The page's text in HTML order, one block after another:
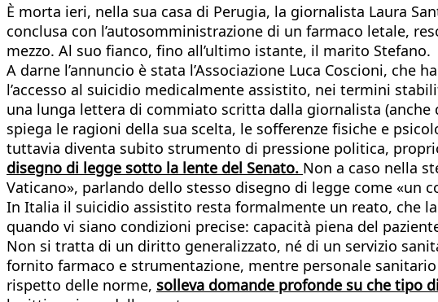
È morta ieri, nella sua casa di Perugia, la giornalista Laura
conclusa con l’autosomministrazione di un farmaco letale,
mezzo. Al suo fianco, fino all’ultimo istante, il marito Stefano.
A darne l’annuncio è stata l’Associazione Luca Coscioni,
l’accesso al suicidio medicalmente assistito, nei termini
una lunga lettera di commiato scritta dalla giornalista
spiega le ragioni della sua scelta, le sofferenze fisiche e
tuttavia diventa subito strumento di pressione politica,
disegno di legge sotto la lente del Senato. Non a caso nella
Vaticano», parlando dello stesso disegno di legge come
In Italia il suicidio assistito resta formalmente un reato, che
quando vi siano condizioni precise: capacità piena del
Non si tratta di un diritto generalizzato, né di un servizio
fornito farmaco e strumentazione, mentre personale
rispetto delle norme, solleva domande profonde su che tipo